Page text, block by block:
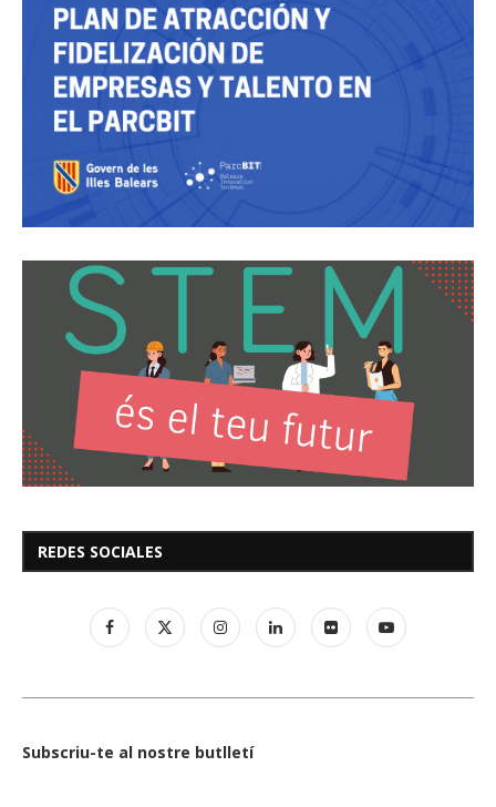
REDES SOCIALES
Subscriu-te al nostre butlletí